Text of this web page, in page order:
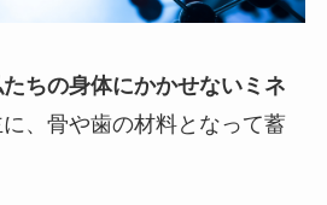
ちの身体にかかせないミネ
、骨や歯の材料となって蓄